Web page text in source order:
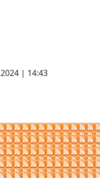
| 14:43